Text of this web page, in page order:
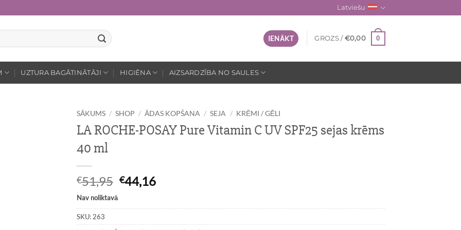
Latviešu
IENĀKT GROZS / €0,00 0
UZTURA BAGĀTINĀTĀJI HIGIĒNA AIZSARDZĪBA NO SAULES
SĀKUMS / SHOP / ĀDAS KOPŠANA / SEJA / KRĒMI / GĒLI
LA ROCHE-POSAY Pure Vitamin C UV SPF25 sejas krēms
40 ml
€51,95 Original
price
was:
€44,16Current
is:
Nav noliktavā
SKU: 263